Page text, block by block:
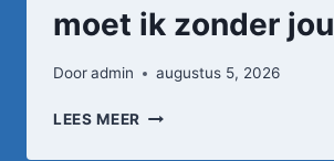
moet ik zonder jou
Dooradmin augustus 5, 2026
LEES MEER ANTHONY